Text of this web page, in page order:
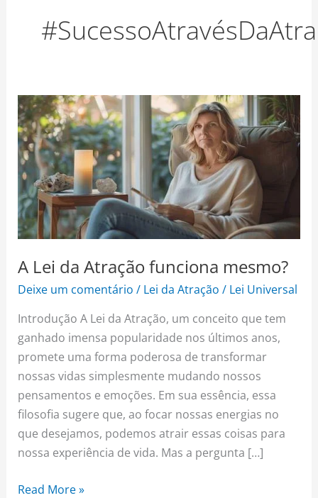
k a
m
s
t
A Lei da Atração funciona mesmo?
Deixe um comentário / Lei da Atração / Lei Universal
Introdução A Lei da Atração, um conceito que tem
ganhado imensa popularidade nos últimos anos,
promete uma forma poderosa de transformar
nossas vidas simplesmente mudando nossos
pensamentos e emoções. Em sua essência, essa
filosofia sugere que, ao focar nossas energias no
que desejamos, podemos atrair essas coisas para
nossa experiência de vida. Mas a pergunta […]
A
Lei
da
Atração
funciona
mesmo?
Read More »